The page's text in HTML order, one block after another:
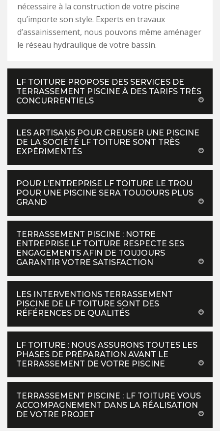
nécessaire à la construction de votre piscine
qu’importe son style. Experts en travaux
d’assainissement, nous pouvons même aménager
le réseau hydraulique de votre bassin.
LF TOITURE PROPOSE DES SERVICES DE
TERRASSEMENT PISCINE À DES TARIFS TRÈS
CONCURRENTIELS
LES ARTISANS POUR CREUSER UNE PISCINE
DE LA SOCIÉTÉ LF TOITURE SONT TRÈS
EXPÉRIMENTÉS
POUR L’ENTREPRISE LF TOITURE LE TROU
POUR UNE PISCINE SERA TOUJOURS PLUS
GRAND
TERRASSEMENT PISCINE : NOTRE
ENTREPRISE LF TOITURE RESPECTE SES
ENGAGEMENTS AFIN DE TOUJOURS
GARANTIR VOTRE SATISFACTION
LES INTERVENTIONS TERRASSEMENT
PISCINE DE LF TOITURE SONT DES
RÉFÉRENCES DE QUALITÉS
LF TOITURE : NOUS ASSURONS TOUTES LES
PHASES DE PRÉPARATION AVANT LE
TERRASSEMENT DE VOTRE PISCINE
TERRASSEMENT PISCINE : LF TOITURE VOUS
ACCOMPAGNEMENT DANS LA RÉALISATION
DE VOTRE PROJET